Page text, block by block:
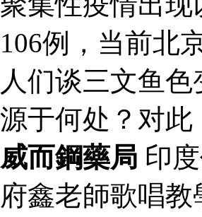
106例，当前北
人们谈三文鱼
源于何处？对
威而鋼藥局 印
府鑫老師歌唱教